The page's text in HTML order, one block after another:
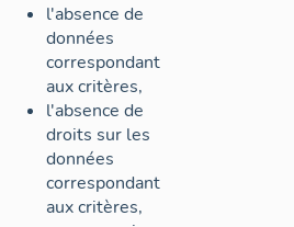
l'absence de
données
correspondant
aux critères,
l'absence de
droits sur les
données
correspondant
aux critères,